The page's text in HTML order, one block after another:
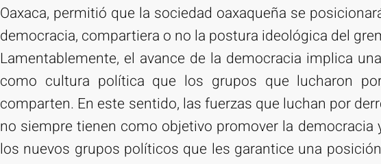
Oaxaca, permitió que la sociedad oaxaqueña se
democracia, compartiera o no la postura ideológica del
Lamentablemente, el avance de la democracia implica
como cultura política que los grupos que lucharon
comparten. En este sentido, las fuerzas que luchan por
no siempre tienen como objetivo promover la democracia
los nuevos grupos políticos que les garantice una